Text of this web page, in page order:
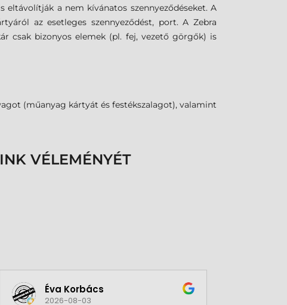
a nem kívánatos szennyeződéseket. A
az esetleges szennyeződést, port. A Zebra
csak bizonyos elemek (pl. fej, vezető görgők) is
(műanyag kártyát és festékszalagot), valamint
VÉLEMÉNYÉT
Éva Korbács
2026-08-03